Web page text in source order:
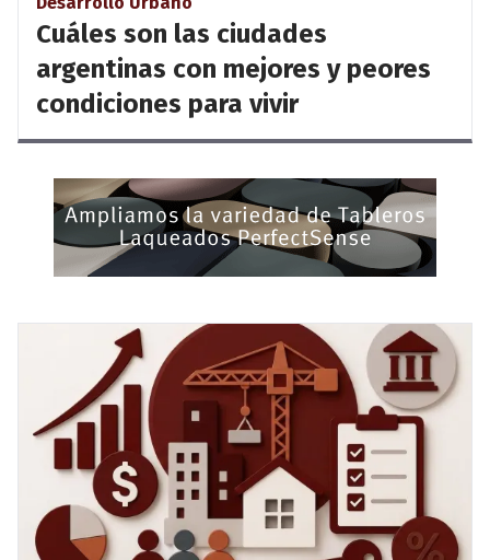
Cuáles son las ciudades
argentinas con mejores y peores
condiciones para vivir